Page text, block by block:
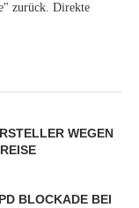
zurück. Direkte
WEGEN
BLOCKADE BEI